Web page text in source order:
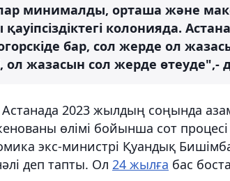
минималды, орташа және
колонияда.
бар, сол жерде ол
ол жазасын сол жерде
Астанада 2023 жылдың соңында
өлімі бойынша сот
экс-министрі Қуандық
деп тапты. Ол 24 жылға бас